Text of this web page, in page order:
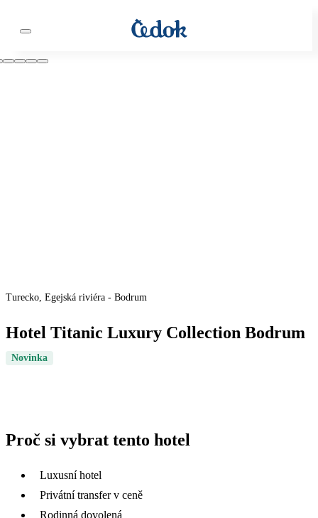
Turecko, Egejská riviéra - Bodrum
Hotel Titanic Luxury Collection Bodrum
Novinka
Proč si vybrat tento hotel
Luxusní hotel
Privátní transfer v ceně
Rodinná dovolená